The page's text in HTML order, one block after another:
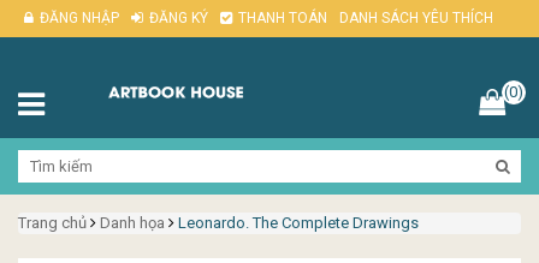
ĐĂNG NHẬP ĐĂNG KÝ THANH TOÁN DANH SÁCH YÊU THÍCH
(0)
Trang chủ Danh họa Leonardo. The Complete Drawings